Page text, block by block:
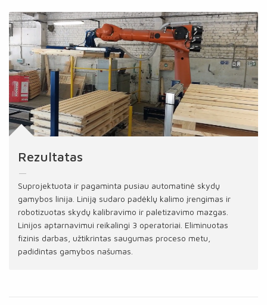
Rezultatas
Suprojektuota ir pagaminta pusiau automatinė skydų
gamybos linija. Liniją sudaro padėklų kalimo įrengimas ir
robotizuotas skydų kalibravimo ir paletizavimo mazgas.
Linijos aptarnavimui reikalingi 3 operatoriai. Eliminuotas
fizinis darbas, užtikrintas saugumas proceso metu,
padidintas gamybos našumas.